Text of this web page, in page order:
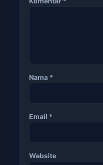
Nama *
Email *
Website